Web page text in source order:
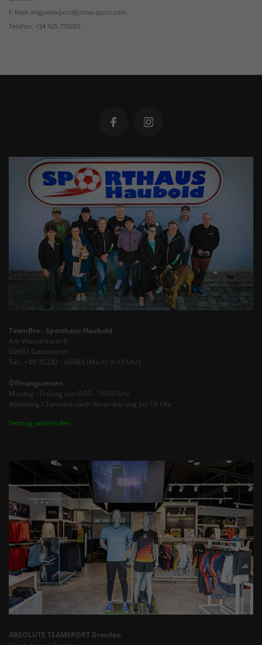
E-Mail: miguelexport@joma-sport.com
Telefon: +34 925 776007
TeamBro - Sporthaus Haubold
Am Wasserturm 6
09603 Siebenlehn
Tel.: +49 35242 - 66683 (Mo-Fr 9-13 Uhr)
Öffnungszeiten
Montag - Freitag von 9:00 - 16:00 Uhr
Abholung / Termine nach Vereinbarung bis 18 Uhr
Vertrag widerrufen
ABSOLUTE TEAMSPORT Dresden